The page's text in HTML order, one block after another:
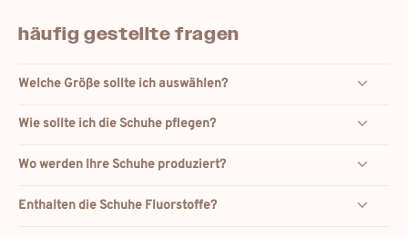
häufig gestellte fragen
Welche Größe sollte ich auswählen?
Wie sollte ich die Schuhe pflegen?
Wo werden Ihre Schuhe produziert?
Enthalten die Schuhe Fluorstoffe?